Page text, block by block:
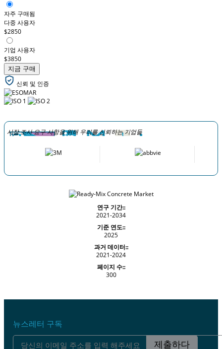
자주 구매됨
다중 사용자
$2850
기업 사용자
$3850
지금 구매
신뢰 및 인증
시장 조사 요구 사항을 위해 우리를 신뢰하는 기업들
연구 기간::
2021-2034
기준 연도::
2025
과거 데이터::
2021-2024
페이지 수::
300
뉴스레터 구독
제출하다